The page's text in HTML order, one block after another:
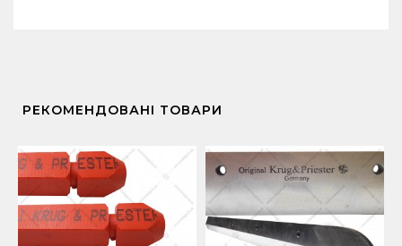
РЕКОМЕНДОВАНІ ТОВАРИ